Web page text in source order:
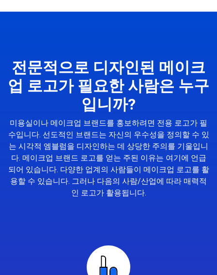
전문적으로 디자인된 메이크
업 로고가 필요한 사람은 누구
입니까?
미용실이나 메이크업 브랜드를 홍보하려면 전용 로고가 필
수입니다. 선도적인 브랜드는 자신의 우수성을 정의할 수 있
는 시각적 엠블럼을 디자인하는 데 상당한 주의를 기울입니
다. 메이크업 브랜드 로고를 얻는 주된 이유는 여기에 언급
되어 있습니다. 다양한 업계의 사람들이 메이크업 로고를 활
용할 수 있습니다. 그러나 다음의 사람/산업에 따라 매력적
인 로고가 활용됩니다.